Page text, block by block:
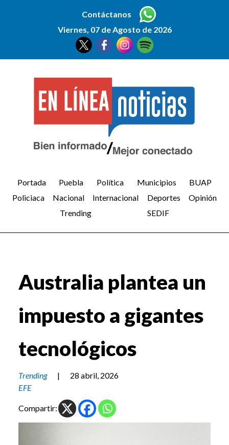
Contáctanos
Viernes, 07 de Agosto de 2026
Portada Puebla Política Municipios
BUAP
Policiaca
Nacional Internacional Deportes
Opinión
Trending
SEDIF
Australia plantea un
impuesto a gigantes
tecnológicos
Trending |
28 abril, 2026
EFE
Compartir: